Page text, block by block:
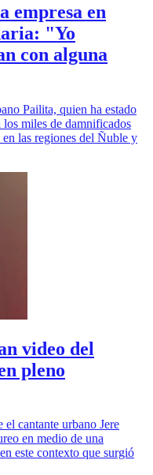
empresa en
"Yo
con alguna
Pailita, quien ha estado
los miles de damnificados
las regiones del Ñuble y
video del
pleno
el cantante urbano Jere
en medio de una
este contexto que surgió